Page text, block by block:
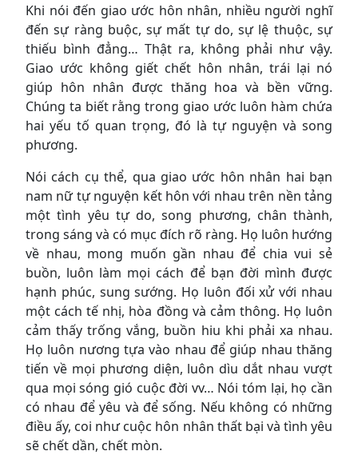
Khi nói đến giao ước hôn nhân, nhiều người nghĩ
đến sự ràng buộc, sự mất tự do, sự lệ thuộc, sự
thiếu bình đẳng… Thật ra, không phải như vậy.
Giao ước không giết chết hôn nhân, trái lại nó
giúp hôn nhân được thăng hoa và bền vững.
Chúng ta biết rằng trong giao ước luôn hàm chứa
hai yếu tố quan trọng, đó là tự nguyện và song
phương.
Nói cách cụ thể, qua giao ước hôn nhân hai bạn
nam nữ tự nguyện kết hôn với nhau trên nền tảng
một tình yêu tự do, song phương, chân thành,
trong sáng và có mục đích rõ ràng. Họ luôn hướng
về nhau, mong muốn gần nhau để chia vui sẻ
buồn, luôn làm mọi cách để bạn đời mình được
hạnh phúc, sung sướng. Họ luôn đối xử với nhau
một cách tế nhị, hòa đồng và cảm thông. Họ luôn
cảm thấy trống vắng, buồn hiu khi phải xa nhau.
Họ luôn nương tựa vào nhau để giúp nhau thăng
tiến về mọi phương diện, luôn dìu dắt nhau vượt
qua mọi sóng gió cuộc đời vv… Nói tóm lại, họ cần
có nhau để yêu và để sống. Nếu không có những
điều ấy, coi như cuộc hôn nhân thất bại và tình yêu
sẽ chết dần, chết mòn.